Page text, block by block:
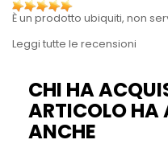
È un prodotto ubiquiti, non
Leggi tutte le recensioni
CHI HA
ARTICOLO
ANCHE